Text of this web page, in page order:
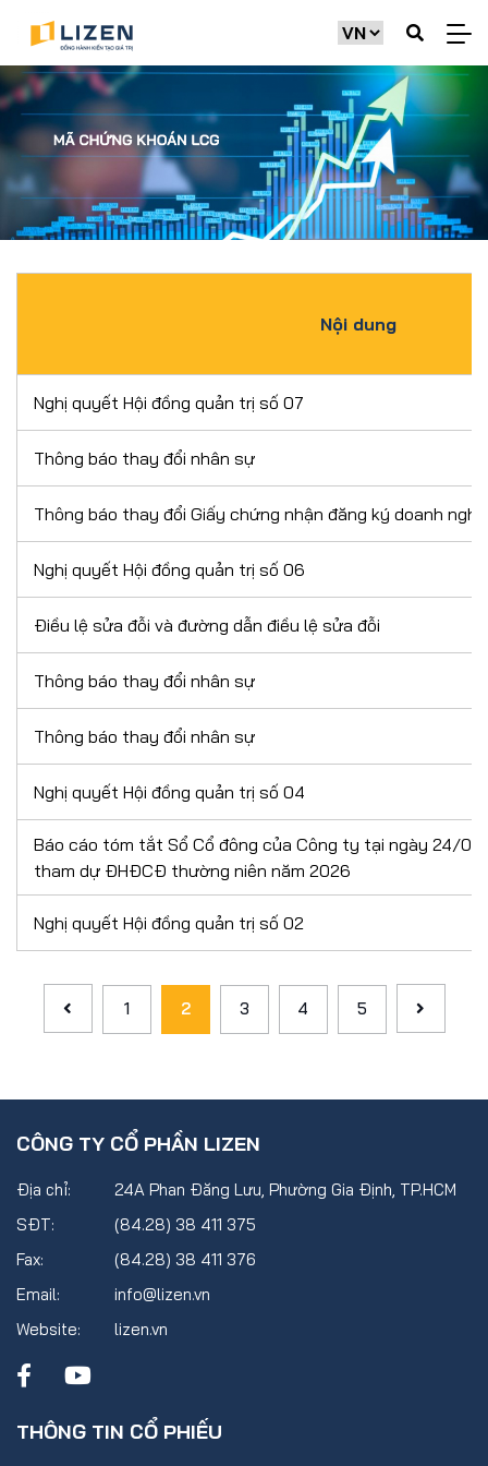
Nội dung
Nghị quyết Hội đồng quản trị số 07
Thông báo thay đổi nhân sự
Thông báo thay đổi Giấy chứng nhận đăng ký doanh
Nghị quyết Hội đồng quản trị số 06
Điều lệ sửa đỗi và đường dẫn điều lệ sửa đỗi
Thông báo thay đổi nhân sự
Thông báo thay đổi nhân sự
Nghị quyết Hội đồng quản trị số 04
Báo cáo tóm tắt Sổ Cổ đông của Công ty tại ngày 24/
tham dự ĐHĐCĐ thường niên năm 2026
Nghị quyết Hội đồng quản trị số 02
1 2 3 4 5
CÔNG TY CỔ PHẦN LIZEN
Địa chỉ:
24A Phan Đăng Lưu, Phường Gia Định, TP.HCM
SĐT:
(84.28) 38 411 375
Fax:
(84.28) 38 411 376
Email:
info@lizen.vn
Website:
lizen.vn
THÔNG TIN CỔ PHIẾU